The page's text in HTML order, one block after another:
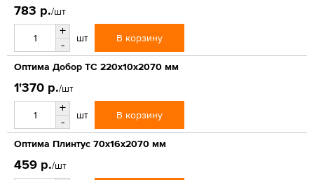
783 р./шт
+
-
шт В корзину
Оптима Добор ТС 220х10х2070 мм
1'370 р./шт
+
-
шт В корзину
Оптима Плинтус 70х16х2070 мм
459 р./шт